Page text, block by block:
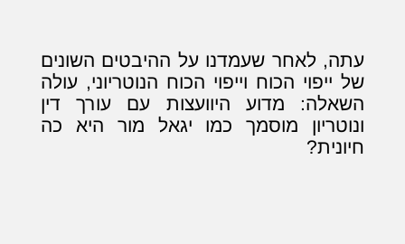
עתה, לאחר שעמדנו על ההיבטים השונים
של ייפוי הכוח וייפוי הכוח הנוטריוני, עולה
השאלה: מדוע היוועצות עם עורך דין
ונוטריון מוסמך כמו יגאל מור היא כה
חיונית?